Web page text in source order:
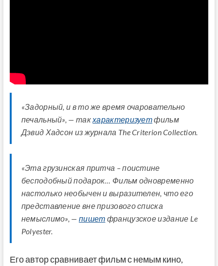
«Задорный, и в то же время очаровательно
печальный», — такхарактеризуетфильм
Дэвид Хадсон из журнала The Criterion Collection.
«Эта грузинская притча – поистине
бесподобный подарок… Фильм одновременно
настолько необычен и выразителен, что его
представление вне призового списка
немыслимо», — пишет французское издание Le
Polyester.
Его автор сравнивает фильм с немым кино,